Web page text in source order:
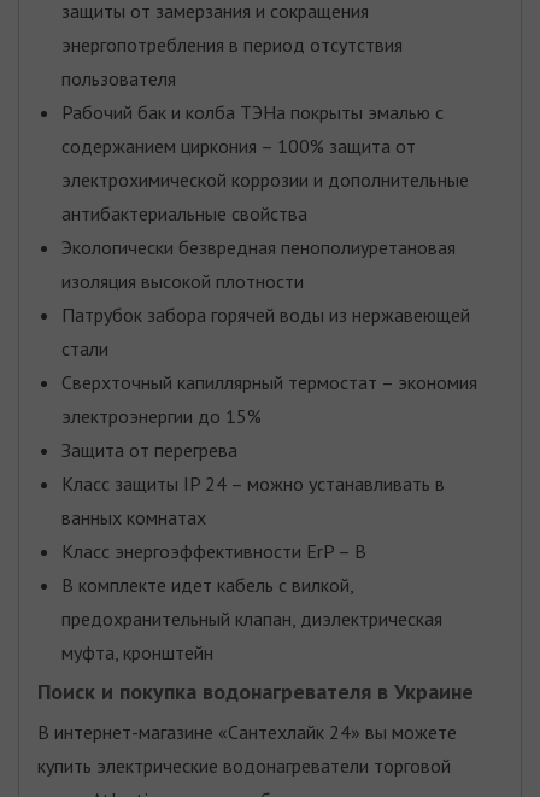
защиты от замерзания и сокращения
энергопотребления в период отсутствия
пользователя
Рабочий бак и колба ТЭНа покрыты эмалью с
содержанием циркония – 100% защита от
электрохимической коррозии и дополнительные
антибактериальные свойства
Экологически безвредная пенополиуретановая
изоляция высокой плотности
Патрубок забора горячей воды из нержавеющей
стали
Сверхточный капиллярный термостат – экономия
электроэнергии до 15%
Защита от перегрева
Класс защиты IP 24 – можно устанавливать в
ванных комнатах
Класс энергоэффективности ErP – B
В комплекте идет кабель с вилкой,
предохранительный клапан, диэлектрическая
муфта, кронштейн
Поиск и покупка водонагревателя в Украине
В интернет-магазине «Сантехлайк 24» вы можете
купить электрические водонагреватели торговой